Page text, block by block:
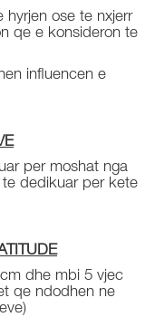
hyrjen ose te nxjerr
qe e konsideron te
influencen e
per moshat nga
dedikuar per kete
dhe mbi 5 vjec
qe ndodhen ne